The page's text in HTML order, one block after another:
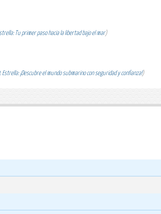
Tu primer paso hacia la libertad bajo el mar)
Estrella: ¡Descubre el mundo submarino con seguridad y confianza!)